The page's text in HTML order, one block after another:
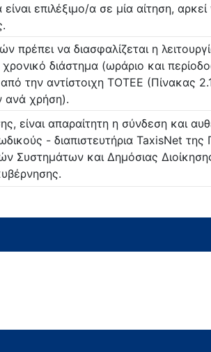
επιλέξιμο/α σε μία αίτηση,
πρέπει να διασφαλίζεται η
διάστημα (ωράριο και
την αντίστοιχη ΤΟΤΕΕ (Πίνακας
ανά χρήση).
είναι απαραίτητη η σύνδεση και
- διαπιστευτήρια TaxisNet της
Συστημάτων και Δημόσιας